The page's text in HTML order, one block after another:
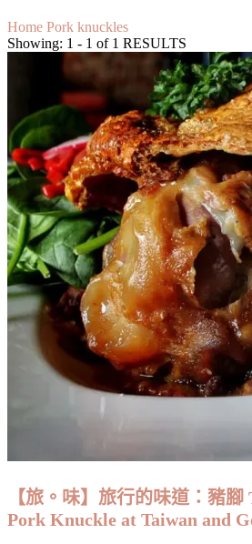
Home Pork knuckles
Showing: 1 - 1 of 1 RESULTS
【旅。味】旅行的味道：豬腳
Pork Knuckle at Taiwan and